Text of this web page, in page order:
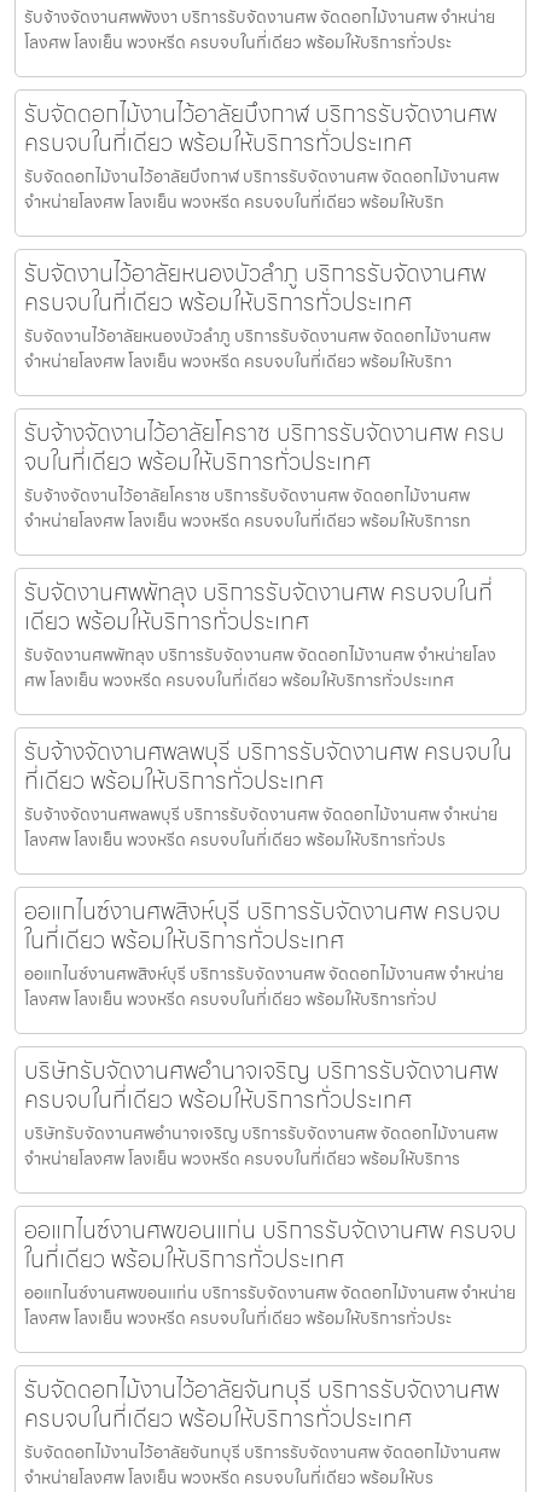
รับจ้างจัดงานศพพังงา บริการรับจัดงานศพ จัดดอกไม้งานศพ จำหน่าย
โลงศพ โลงเย็น พวงหรีด ครบจบในที่เดียว พร้อมให้บริการทั่วประ
รับจัดดอกไม้งานไว้อาลัยบึงกาฬ บริการรับจัดงานศพ
ครบจบในที่เดียว พร้อมให้บริการทั่วประเทศ
รับจัดดอกไม้งานไว้อาลัยบึงกาฬ บริการรับจัดงานศพ จัดดอกไม้งานศพ
จำหน่ายโลงศพ โลงเย็น พวงหรีด ครบจบในที่เดียว พร้อมให้บริก
รับจัดงานไว้อาลัยหนองบัวลำภู บริการรับจัดงานศพ
ครบจบในที่เดียว พร้อมให้บริการทั่วประเทศ
รับจัดงานไว้อาลัยหนองบัวลำภู บริการรับจัดงานศพ จัดดอกไม้งานศพ
จำหน่ายโลงศพ โลงเย็น พวงหรีด ครบจบในที่เดียว พร้อมให้บริกา
รับจ้างจัดงานไว้อาลัยโคราช บริการรับจัดงานศพ ครบ
จบในที่เดียว พร้อมให้บริการทั่วประเทศ
รับจ้างจัดงานไว้อาลัยโคราช บริการรับจัดงานศพ จัดดอกไม้งานศพ
จำหน่ายโลงศพ โลงเย็น พวงหรีด ครบจบในที่เดียว พร้อมให้บริการท
รับจัดงานศพพัทลุง บริการรับจัดงานศพ ครบจบในที่
เดียว พร้อมให้บริการทั่วประเทศ
รับจัดงานศพพัทลุง บริการรับจัดงานศพ จัดดอกไม้งานศพ จำหน่ายโลง
ศพ โลงเย็น พวงหรีด ครบจบในที่เดียว พร้อมให้บริการทั่วประเทศ
รับจ้างจัดงานศพลพบุรี บริการรับจัดงานศพ ครบจบใน
ที่เดียว พร้อมให้บริการทั่วประเทศ
รับจ้างจัดงานศพลพบุรี บริการรับจัดงานศพ จัดดอกไม้งานศพ จำหน่าย
โลงศพ โลงเย็น พวงหรีด ครบจบในที่เดียว พร้อมให้บริการทั่วปร
ออแกไนซ์งานศพสิงห์บุรี บริการรับจัดงานศพ ครบจบ
ในที่เดียว พร้อมให้บริการทั่วประเทศ
ออแกไนซ์งานศพสิงห์บุรี บริการรับจัดงานศพ จัดดอกไม้งานศพ จำหน่าย
โลงศพ โลงเย็น พวงหรีด ครบจบในที่เดียว พร้อมให้บริการทั่วป
บริษัทรับจัดงานศพอำนาจเจริญ บริการรับจัดงานศพ
ครบจบในที่เดียว พร้อมให้บริการทั่วประเทศ
บริษัทรับจัดงานศพอำนาจเจริญ บริการรับจัดงานศพ จัดดอกไม้งานศพ
จำหน่ายโลงศพ โลงเย็น พวงหรีด ครบจบในที่เดียว พร้อมให้บริการ
ออแกไนซ์งานศพขอนแก่น บริการรับจัดงานศพ ครบจบ
ในที่เดียว พร้อมให้บริการทั่วประเทศ
ออแกไนซ์งานศพขอนแก่น บริการรับจัดงานศพ จัดดอกไม้งานศพ จำหน่าย
โลงศพ โลงเย็น พวงหรีด ครบจบในที่เดียว พร้อมให้บริการทั่วประ
รับจัดดอกไม้งานไว้อาลัยจันทบุรี บริการรับจัดงานศพ
ครบจบในที่เดียว พร้อมให้บริการทั่วประเทศ
รับจัดดอกไม้งานไว้อาลัยจันทบุรี บริการรับจัดงานศพ จัดดอกไม้งานศพ
จำหน่ายโลงศพ โลงเย็น พวงหรีด ครบจบในที่เดียว พร้อมให้บร